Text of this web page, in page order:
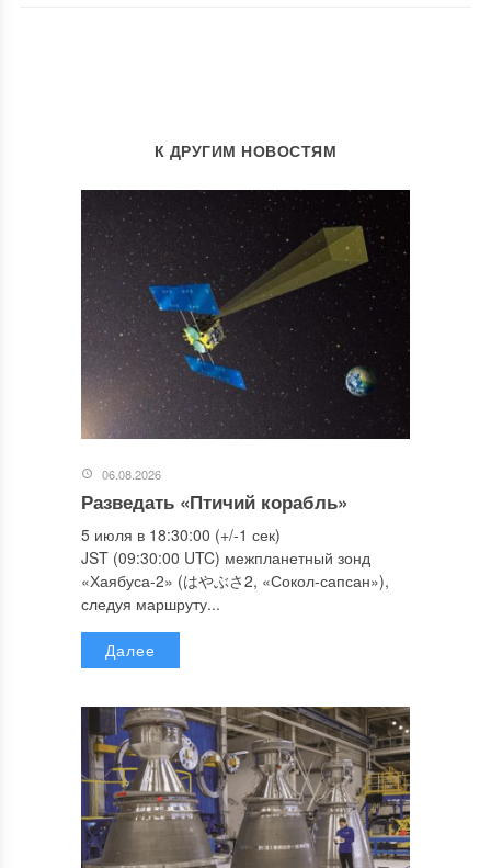
К ДРУГИМ НОВОСТЯМ
06.08.2026
Разведать «Птичий корабль»
5 июля в 18:30:00 (+/-1 сек)
JST (09:30:00 UTC) межпланетный зонд
«Хаябуса-2» (はやぶさ2, «Сокол-сапсан»),
следуя маршруту...
Далее